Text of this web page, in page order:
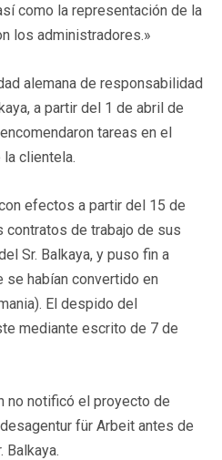
como la representación de la
los administradores.»
alemana de responsabilidad
a partir del 1 de abril de
tareas en el
clientela.
efectos a partir del 15 de
de trabajo de sus
Sr. Balkaya, y puso fin a
habían convertido en
El despido del
mediante escrito de 7 de
no notificó el proyecto de
für Arbeit antes de
Balkaya.